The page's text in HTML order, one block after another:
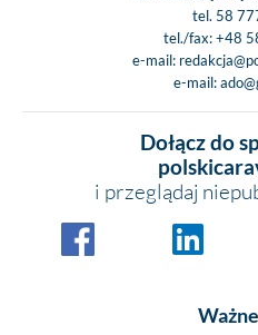
tel. 58
tel./fax:+48
e-mail:
e-mail:
Dołącz do
i przeglądaj